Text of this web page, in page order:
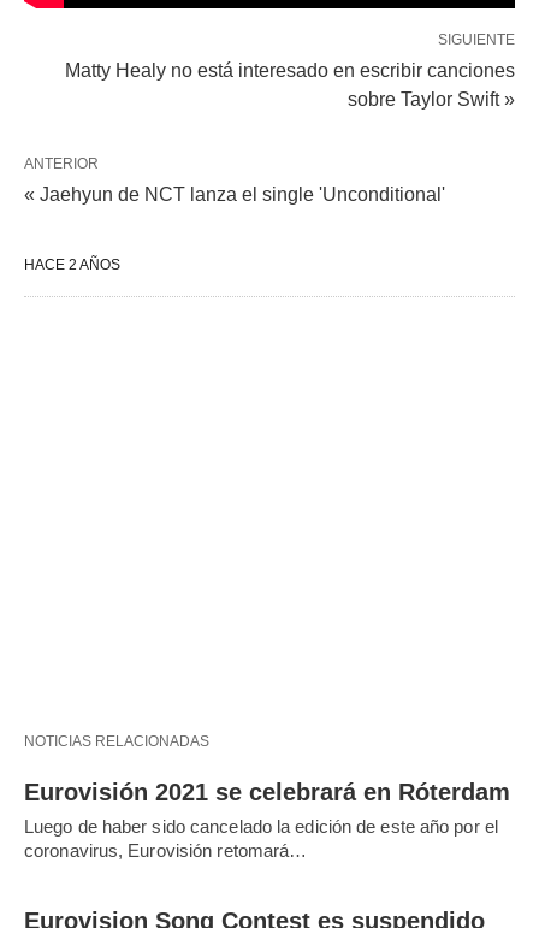
SIGUIENTE
Matty Healy no está interesado en escribir canciones
sobre Taylor Swift »
ANTERIOR
« Jaehyun de NCT lanza el single 'Unconditional'
HACE 2 AÑOS
NOTICIAS RELACIONADAS
Eurovisión 2021 se celebrará en Róterdam
Luego de haber sido cancelado la edición de este año por el
coronavirus, Eurovisión retomará…
Eurovision Song Contest es suspendido